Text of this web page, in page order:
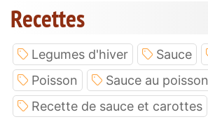
Recettes
Legumes d'hiver Sauce
Poisson
Sauce au poisson
Recette de sauce et carottes